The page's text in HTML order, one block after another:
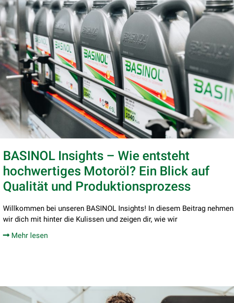
BASINOL Insights – Wie entsteht
hochwertiges Motoröl? Ein Blick auf
Qualität und Produktionsprozess
Willkommen bei unseren BASINOL Insights! In diesem Beitrag nehmen
wir dich mit hinter die Kulissen und zeigen dir, wie wir
Mehr lesen